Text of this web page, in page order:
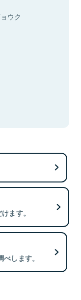
ウク
ます。
します。